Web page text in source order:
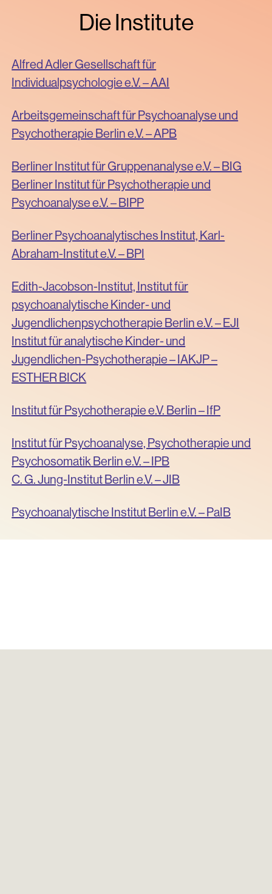
Die Institute
Alfred Adler Gesellschaft für
Individualpsychologie e.V. – AAI
Arbeitsgemeinschaft für Psychoanalyse und
Psychotherapie Berlin e.V. – APB
Berliner Institut für Gruppenanalyse e.V. – BIG
Berliner Institut für Psychotherapie und
Psychoanalyse e.V. – BIPP
Berliner Psychoanalytisches Institut, Karl-
Abraham-Institut e.V. – BPI
Edith-Jacobson-Institut, Institut für
psychoanalytische Kinder- und
Jugendlichenpsychotherapie Berlin e.V. – EJI
Institut für analytische Kinder- und
Jugendlichen-Psychotherapie – IAKJP –
ESTHER BICK
Institut für Psychotherapie e.V. Berlin – IfP
Institut für Psychoanalyse, Psychotherapie und
Psychosomatik Berlin e.V. – IPB
C. G. Jung-Institut Berlin e.V. – JIB
Psychoanalytische Institut Berlin e.V. – PaIB